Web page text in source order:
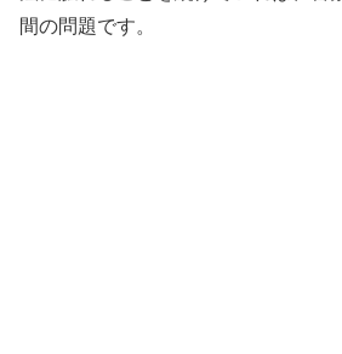
間の問題です。